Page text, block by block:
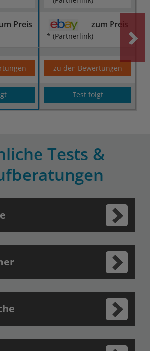
Preis zum Preis
* (Partnerlink)
zu den Bewertungen
Test folgt
Tests &